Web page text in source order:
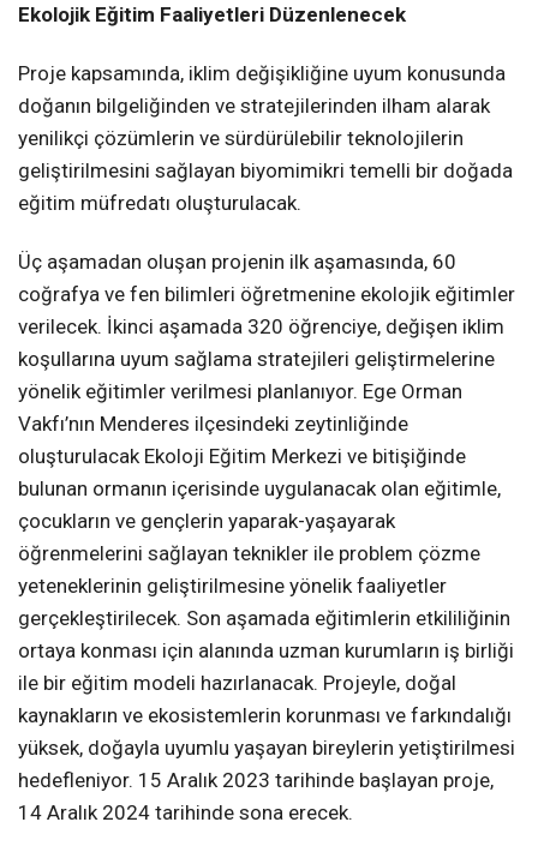
Ekolojik Eğitim Faaliyetleri Düzenlenecek
Proje kapsamında, iklim değişikliğine uyum konusunda
doğanın bilgeliğinden ve stratejilerinden ilham alarak
yenilikçi çözümlerin ve sürdürülebilir teknolojilerin
geliştirilmesini sağlayan biyomimikri temelli bir doğada
eğitim müfredatı oluşturulacak.
Üç aşamadan oluşan projenin ilk aşamasında, 60
coğrafya ve fen bilimleri öğretmenine ekolojik eğitimler
verilecek. İkinci aşamada 320 öğrenciye, değişen iklim
koşullarına uyum sağlama stratejileri geliştirmelerine
yönelik eğitimler verilmesi planlanıyor. Ege Orman
Vakfı’nın Menderes ilçesindeki zeytinliğinde
oluşturulacak Ekoloji Eğitim Merkezi ve bitişiğinde
bulunan ormanın içerisinde uygulanacak olan eğitimle,
çocukların ve gençlerin yaparak-yaşayarak
öğrenmelerini sağlayan teknikler ile problem çözme
yeteneklerinin geliştirilmesine yönelik faaliyetler
gerçekleştirilecek. Son aşamada eğitimlerin etkililiğinin
ortaya konması için alanında uzman kurumların iş birliği
ile bir eğitim modeli hazırlanacak. Projeyle, doğal
kaynakların ve ekosistemlerin korunması ve farkındalığı
yüksek, doğayla uyumlu yaşayan bireylerin yetiştirilmesi
hedefleniyor. 15 Aralık 2023 tarihinde başlayan proje,
14 Aralık 2024 tarihinde sona erecek.